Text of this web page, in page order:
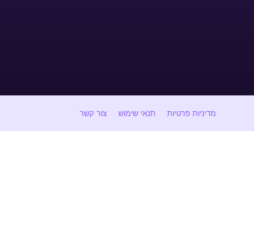
מדיניות פרטיות תנאי שימוש צור קשר